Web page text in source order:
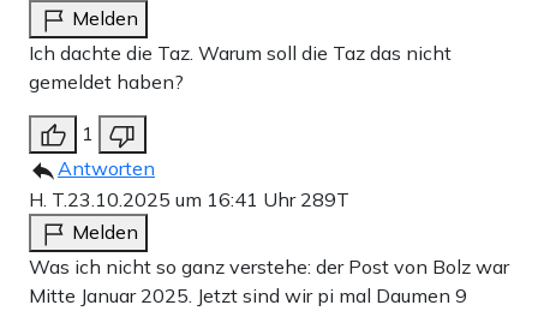
Melden
Ich dachte die Taz. Warum soll die Taz das nicht
gemeldet haben?
1
Antworten
H. T.23.10.2025 um 16:41 Uhr 289T
Melden
Was ich nicht so ganz verstehe: der Post von Bolz war
Mitte Januar 2025. Jetzt sind wir pi mal Daumen 9